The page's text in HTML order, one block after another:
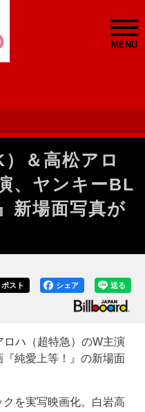
MENU
＆高松アロ
、ヤンキーBL
新場面写真が
送る
シェア
ポスト
ハ（超特急）のW主演
純愛上等！』の新場面
を実写映画化。白岩高